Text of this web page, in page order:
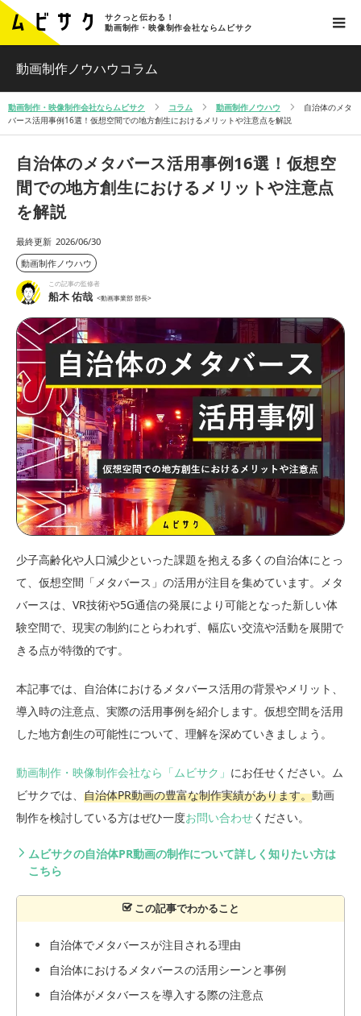
サクっと伝わる！
動画制作・映像制作会社ならムビサク
動画制作ノウハウコラム
動画制作・映像制作会社ならムビサク コラム 動画制作ノウハウ
自治体のメタ
バース活用事例16選！仮想空間での地方創生におけるメリットや注意点を解説
自治体のメタバース活用事例16選！仮想空
間での地方創生におけるメリットや注意点
を解説
最終更新 2026/06/30
動画制作ノウハウ
この記事の監修者
船木 佑哉 <動画事業部 部長>
少子高齢化や人口減少といった課題を抱える多くの自治体にとっ
て、仮想空間「メタバース」の活用が注目を集めています。メタ
バースは、VR技術や5G通信の発展により可能となった新しい体
験空間で、現実の制約にとらわれず、幅広い交流や活動を展開で
きる点が特徴的です。
本記事では、自治体におけるメタバース活用の背景やメリット、
導入時の注意点、実際の活用事例を紹介します。仮想空間を活用
した地方創生の可能性について、理解を深めていきましょう。
動画制作・映像制作会社なら「ムビサク」 にお任せください。ム
ビサクでは、 自治体PR動画の豊富な制作実績があります。動画
制作を検討している方はぜひ一度お問い合わせください。
ムビサクの自治体PR動画の制作について詳しく知りたい方は
こちら
自治体でメタバースが注目される理由
自治体におけるメタバースの活用シーンと事例
自治体がメタバースを導入する際の注意点